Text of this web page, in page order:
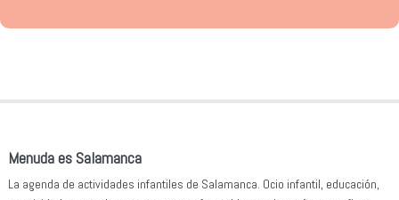
Menuda es Salamanca
La agenda de actividades infantiles de Salamanca. Ocio infantil, educación,